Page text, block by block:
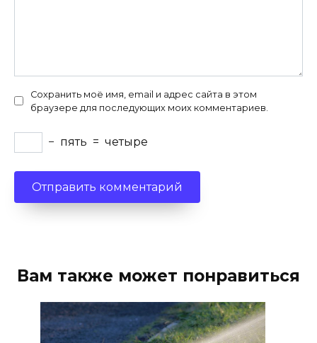
Сохранить моё имя, email и адрес сайта в этом
браузере для последующих моих комментариев.
− пять = четыре
Вам также может понравиться